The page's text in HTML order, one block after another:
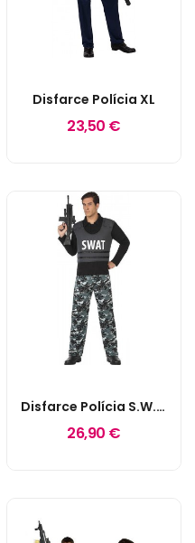
Disfarce Polícia XL
23,50 €
Disfarce Polícia S.W.A.T. XS/S
26,90 €